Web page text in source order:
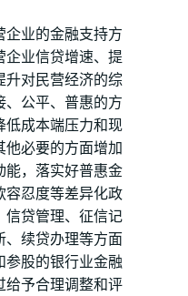
业的金融支持方
企业信贷增速、提
升对民营经济的综
公平、普惠的方
低成本端压力和现
必要的方面增加
能，落实好普惠金
容忍度等差异化政
信贷管理、征信记
、续贷办理等方面
参股的银行业金融
给予合理调整和评